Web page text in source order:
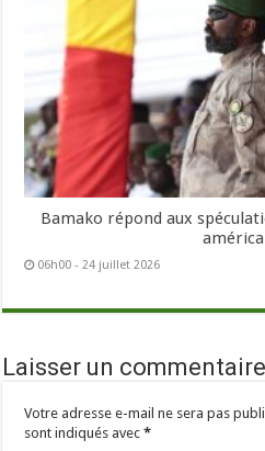
Bamako répond aux
06h00 - 24 juillet 2026
Laisser un commentaire
Votre adresse e-mail ne sera pas
sont indiqués avec*